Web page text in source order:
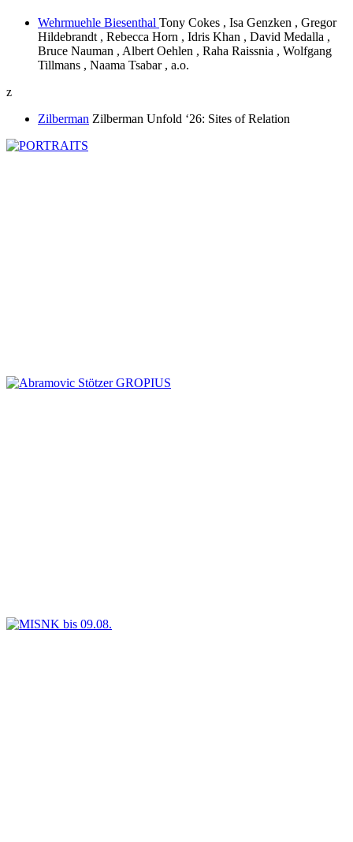
Wehrmuehle Biesenthal Tony Cokes , Isa Genzken , Gregor
Hildebrandt , Rebecca Horn , Idris Khan , David Medalla ,
Bruce Nauman , Albert Oehlen , Raha Raissnia , Wolfgang
Tillmans , Naama Tsabar , a.o.
z
Zilberman Zilberman Unfold ‘26: Sites of Relation